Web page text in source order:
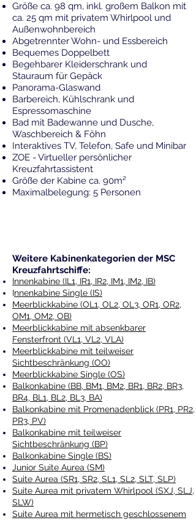
Größe ca. 98 qm, inkl. großem Balkon mit
ca. 25 qm mit privatem Whirlpool und
Außenwohnbereich
Abgetrennter Wohn- und Essbereich
Bequemes Doppelbett
Begehbarer Kleiderschrank und
Stauraum für Gepäck
Panorama-Glaswand
Barbereich, Kühlschrank und
Espressomaschine
Bad mit Badewanne und Dusche,
Waschbereich & Föhn
Interaktives TV, Telefon, Safe und Minibar
ZOE - Virtueller persönlicher
Kreuzfahrtassistent
Größe der Kabine ca. 90m²
Maximalbelegung: 5 Personen
Weitere Kabinenkategorien der MSC
Kreuzfahrtschiffe:
Innenkabine (IL1, IR1, IR2, IM1, IM2, IB)
Innenkabine Single (IS)
Meerblickkabine (OL1, OL2, OL3, OR1, OR2,
OM1, OM2, OB)
Meerblickkabine mit absenkbarer
Fensterfront (VL1, VL2, VLA)
Meerblickkabine mit teilweiser
Sichtbeschränkung (OO)
Meerblickkabine Single (OS)
Balkonkabine (BB, BM1, BM2, BR1, BR2, BR3,
BR4, BL1, BL2, BL3, BA)
Balkonkabine mit Promenadenblick (PR1, PR2,
PR3, PV)
Balkonkabine mit teilweiser
Sichtbeschränkung (BP)
Balkonkabine Single (BS)
Junior Suite Aurea (SM)
Suite Aurea (SR1, SR2, SL1, SL2, SLT, SLP)
Suite Aurea mit privatem Whirlpool (SXJ, SLJ,
SLW)
Suite Aurea mit hermetisch geschlossenem